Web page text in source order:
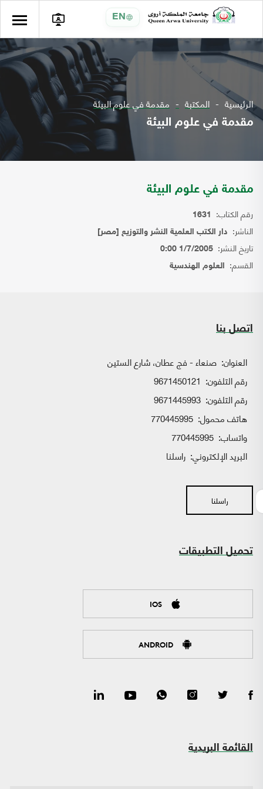
EN
الرئيسية المكتبة مقدمة في علوم البيئة
مقدمة في علوم البيئة
مقدمة في علوم البيئة
رقم الكتاب: 1631
الناشر: دار الكتب العلمية النشر والتوزيع [مصر]
تاريخ النشر: 1/7/2005 0:00
القسم: العلوم الهندسية
اتصل بنا
العنوان: صنعاء - فج عطان، شارع الستين
رقم التلفون: 9671450121
رقم التلفون: 9671445993
هاتف محمول: 770445995
واتساب:
البريد الإلكتروني: راسلنا
راسلنا
تحميل التطبيقات
IOS
ANDROID
القائمة البريدية